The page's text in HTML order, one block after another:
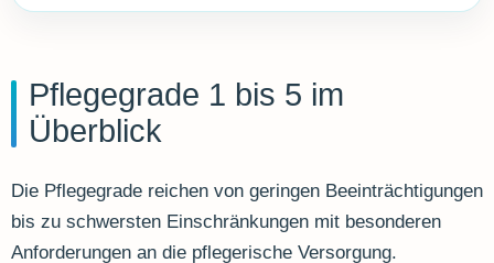
Pflegegrade 1 bis 5 im
Überblick
Die Pflegegrade reichen von geringen Beeinträchtigungen
bis zu schwersten Einschränkungen mit besonderen
Anforderungen an die pflegerische Versorgung.